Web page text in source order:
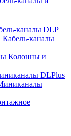
каналы DLP
Кабель-каналы
Колонны и
DLPlus